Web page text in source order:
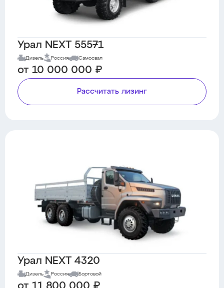
Урал NEXT 55571
Дизель Россия Самосвал
от 10 000 000 ₽
Рассчитать лизинг
Урал NEXT 4320
Дизель Россия Бортовой